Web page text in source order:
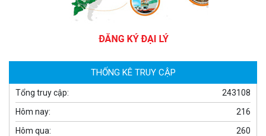
MUA NGAY
THỐNG KÊ TRUY CẬP
243108
Tổng truy cập:
216
Hôm nay:
260
Hôm qua: